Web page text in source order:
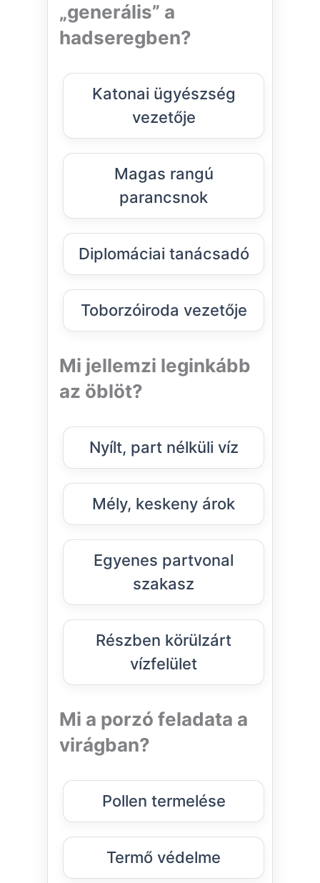
„generális” a
hadseregben?
Katonai ügyészség
vezetője
Magas rangú
parancsnok
Diplomáciai tanácsadó
Toborzóiroda vezetője
Mi jellemzi leginkább
az öblöt?
Nyílt, part nélküli víz
Mély, keskeny árok
Egyenes partvonal
szakasz
Részben körülzárt
vízfelület
Mi a porzó feladata a
virágban?
Pollen termelése
Termő védelme